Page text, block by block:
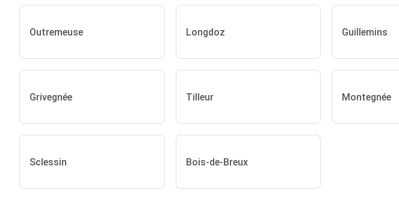
Outremeuse Longdoz Guillemins
Grivegnée Tilleur Montegnée
Sclessin Bois-de-Breux